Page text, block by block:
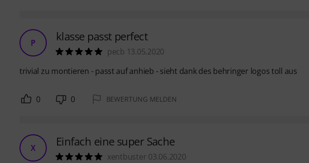
P klasse passt perfect
pecb 13.05.2020
trivial zu montieren - passt auf anhieb - sieht dank des behringer logos toll aus
0 0 BEWERTUNG MELDEN
X Einfach eine super Sache
xentbuster 03.06.2020